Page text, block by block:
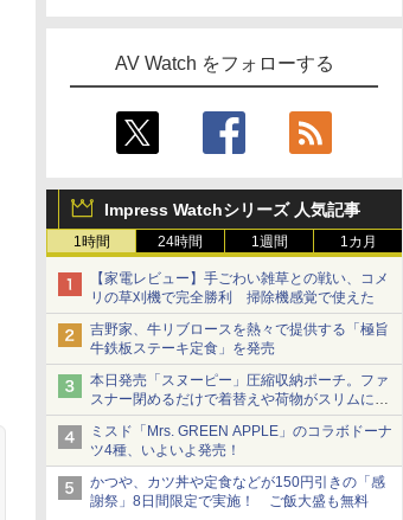
AV Watch をフォローする
Impress Watchシリーズ 人気記事
1時間 24時間 1週間 1カ月
【家電レビュー】手ごわい雑草との戦い、コメ
リの草刈機で完全勝利 掃除機感覚で使えた
吉野家、牛リブロースを熱々で提供する「極旨
牛鉄板ステーキ定食」を発売
本日発売「スヌーピー」圧縮収納ポーチ。ファ
スナー閉めるだけで着替えや荷物がスリムにま
とまる
ミスド「Mrs. GREEN APPLE」のコラボドーナ
ツ4種、いよいよ発売！
かつや、カツ丼や定食などが150円引きの「感
謝祭」8日間限定で実施！ ご飯大盛も無料